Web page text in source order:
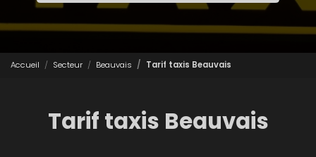
Accueil Secteur Beauvais Tarif taxis Beauvais
Tarif taxis Beauvais